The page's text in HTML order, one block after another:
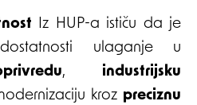
Iz HUP-a ističu da je
ulaganje u
, industrijsku
kroz preciznu